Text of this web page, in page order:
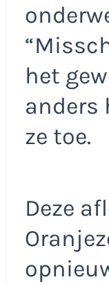
het
anders
ze toe.
Deze